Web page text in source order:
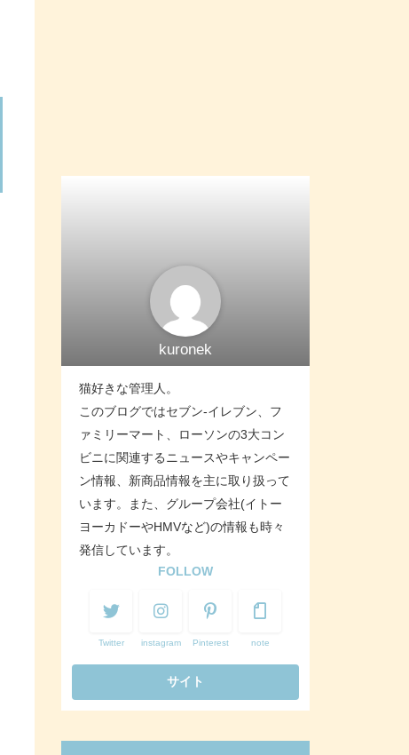
kuronek
猫好きな管理人。
このブログではセブン-イレブン、フ
ァミリーマート、ローソンの3大コン
ビニに関連するニュースやキャンペー
ン情報、新商品情報を主に取り扱って
います。また、グループ会社(イトー
ヨーカドーやHMVなど)の情報も時々
発信しています。
FOLLOW
Twitter instagram Pinterest note